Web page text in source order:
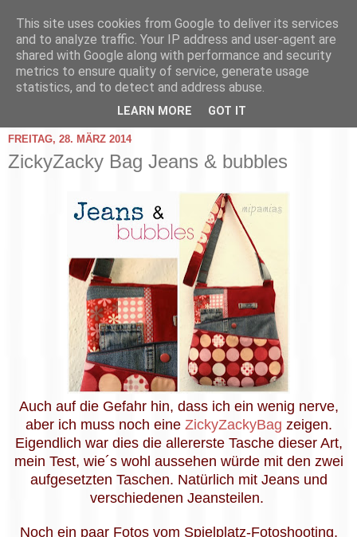
FREITAG, 28. MÄRZ 2014
ZickyZacky Bag Jeans & bubbles
Auch auf die Gefahr hin, dass ich ein wenig nerve,
aber ich muss noch eine ZickyZackyBag zeigen.
Eigendlich war dies die allererste Tasche dieser Art,
mein Test, wie´s wohl aussehen würde mit den zwei
aufgesetzten Taschen. Natürlich mit Jeans und
verschiedenen Jeansteilen.
Noch ein paar Fotos vom Spielplatz-Fotoshooting,
This site uses cookies from Google to deliver its services
and to analyze traffic. Your IP address and user-agent are
shared with Google along with performance and security
metrics to ensure quality of service, generate usage
statistics, and to detect and address abuse.
LEARN MORE GOT IT